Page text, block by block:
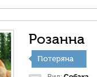
Розанна
Потеряна